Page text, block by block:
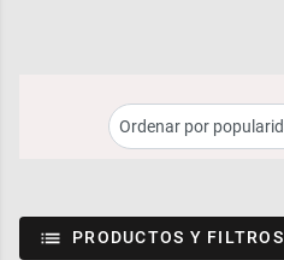
PRODUCTOS Y FILTROS